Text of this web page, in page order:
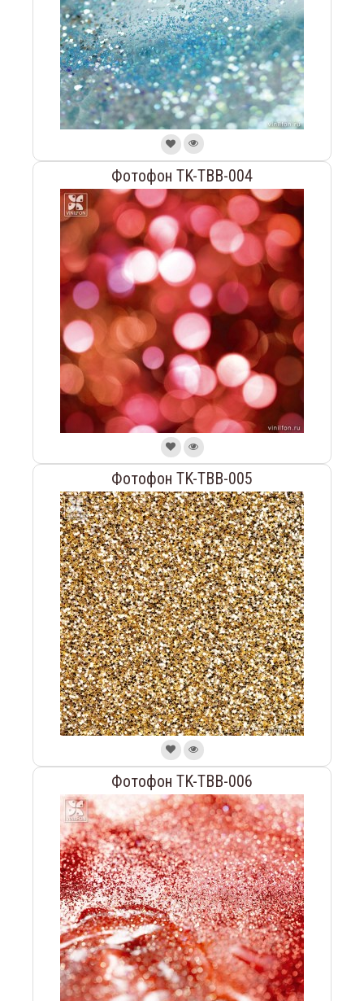
Фотофон TK-TBB-004
Фотофон TK-TBB-005
Фотофон TK-TBB-006